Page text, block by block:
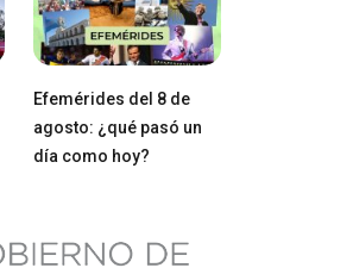
Efemérides del 8 de
agosto: ¿qué pasó un
día como hoy?